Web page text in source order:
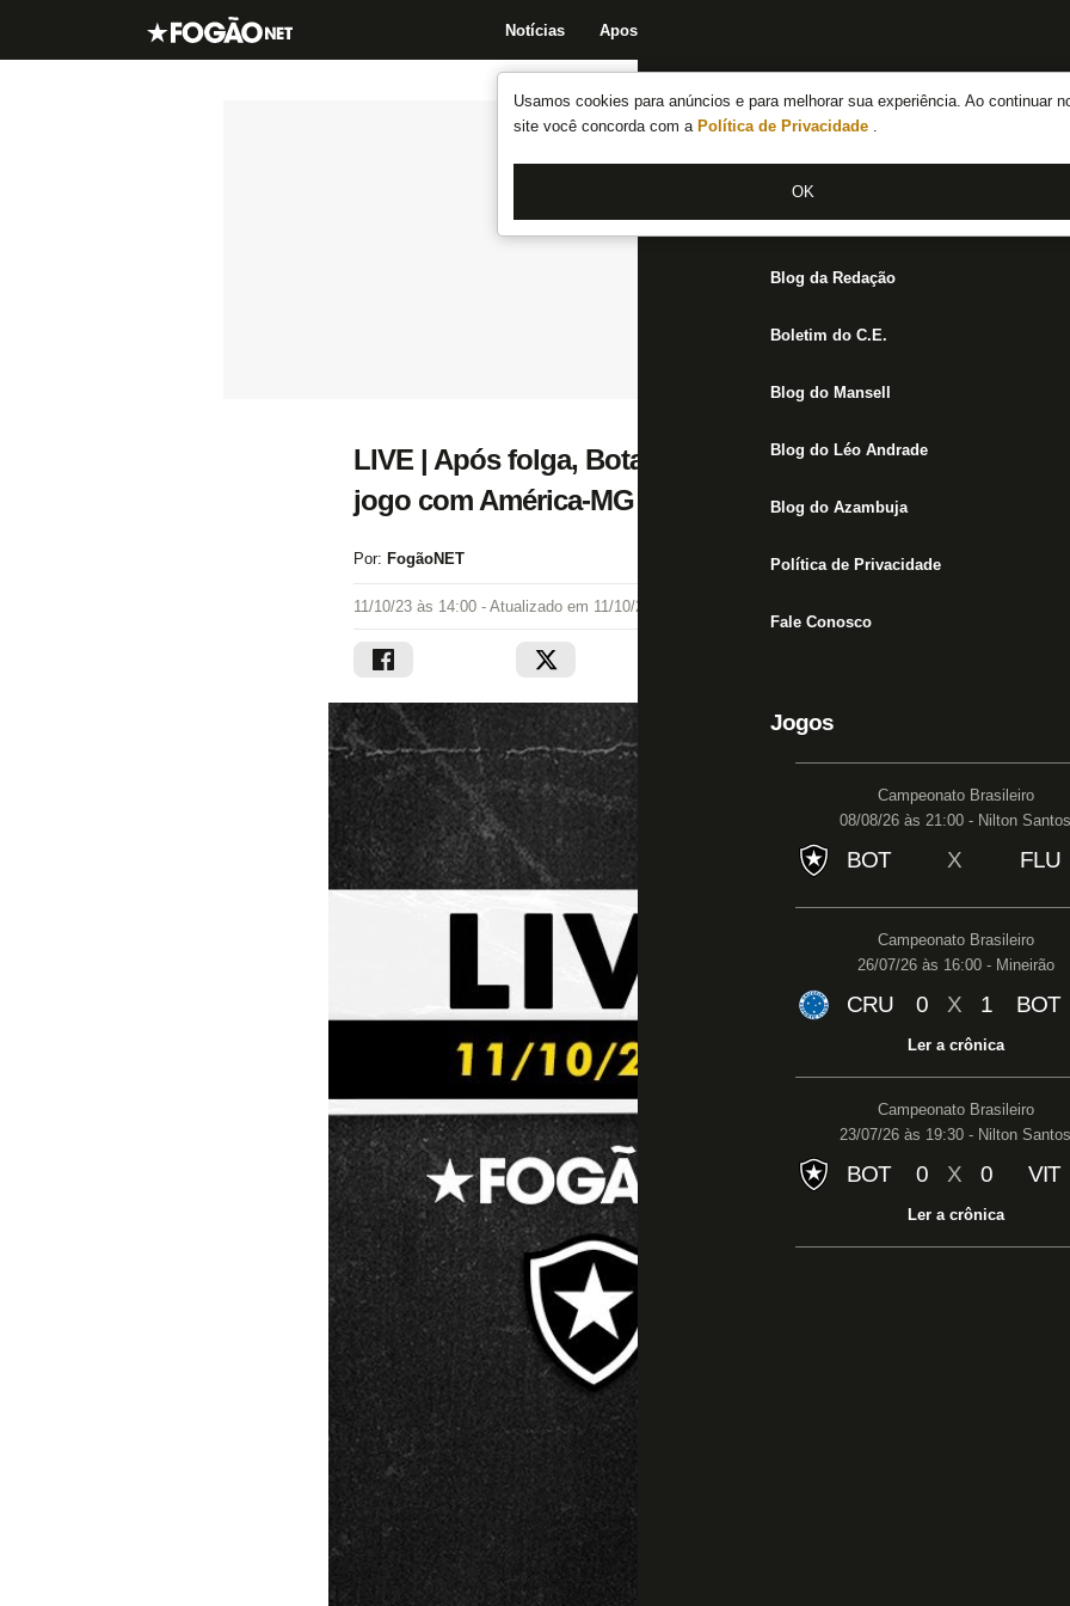
Usamos cookies para anúncios e para melhorar sua experiência. Ao continuar
site você concorda com a Política de Privacidade .
OK
Notícias Apostas
Notícias do Botafogo
Fórum
Jogos
Blog da Redação
Boletim do C.E.
Blog do Mansell
Blog do Léo Andrade
Blog do Azambuja
Política de Privacidade
Fale Conosco
Jogos
Campeonato Brasileiro
08/08/26 às 21:00 - Nilton Santos
BOT X FLU
Campeonato Brasileiro
26/07/26 às 16:00 - Mineirão
CRU 0 X 1 BOT
Ler a crônica
Campeonato Brasileiro
23/07/26 às 19:30 - Nilton Santos
BOT 0 X 0 VIT
Ler a crônica
LIVE | Após folga, Botafogo se reapresenta e inicia
jogo com América-MG
Por: FogãoNET
11/10/23 às 14:00 - Atualizado em 11/10/23 às 14:00